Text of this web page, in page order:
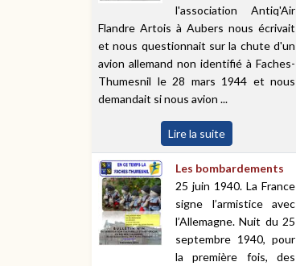
l'association Antiq'Air
Flandre Artois à Aubers nous écrivait
et nous questionnait sur la chute d'un
avion allemand non identifié à Faches-
Thumesnil le 28 mars 1944 et nous
demandait si nous avion ...
Lire la suite
Les bombardements
25 juin 1940. La France
signe l’armistice avec
l’Allemagne. Nuit du 25
septembre 1940, pour
la première fois, des